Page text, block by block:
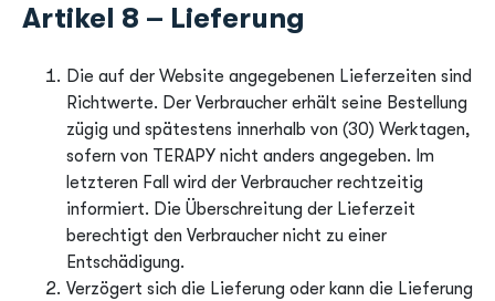
Artikel 8 – Lieferung
Die auf der Website angegebenen Lieferzeiten sind
Richtwerte. Der Verbraucher erhält seine Bestellung
zügig und spätestens innerhalb von (30) Werktagen,
sofern von TERAPY nicht anders angegeben. Im
letzteren Fall wird der Verbraucher rechtzeitig
informiert. Die Überschreitung der Lieferzeit
berechtigt den Verbraucher nicht zu einer
Entschädigung.
Verzögert sich die Lieferung oder kann die Lieferung